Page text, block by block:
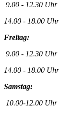
9.00 - 12.30 Uhr
14.00 - 18.00 Uhr
Freitag:
9.00 - 12.30 Uhr
14.00 - 18.00 Uhr
Samstag:
10.00-12.00 Uhr